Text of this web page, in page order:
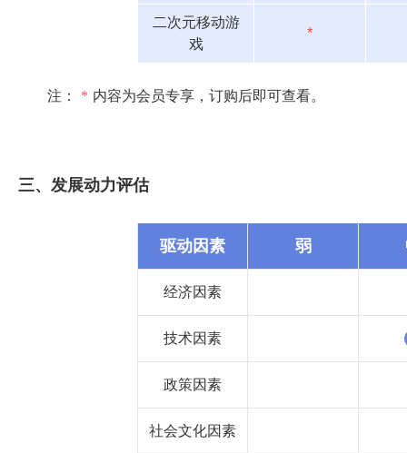
二次元移动游
戏
*
注： * 内容为会员专享，订购后即可查看。
三、发展动力评估
驱动因素 弱
经济因素
技术因素
政策因素
社会文化因素